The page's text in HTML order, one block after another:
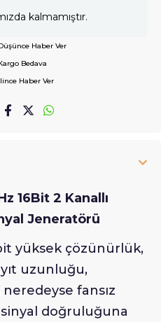
kalmamıştır.
Haber Ver
Bedava
Haber Ver
16Bit 2 Kanallı
Jeneratörü
yüksek çözünürlük,
uzunluğu,
fansız
sinyal doğruluğuna